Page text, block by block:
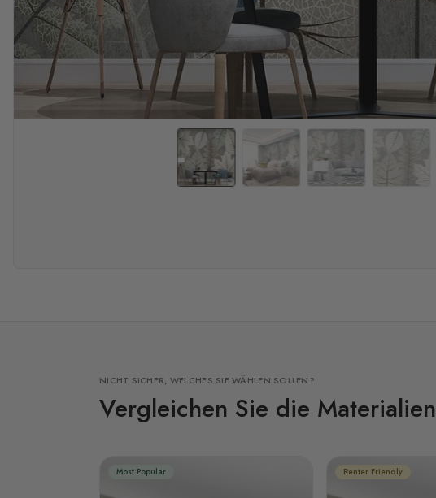
NICHT SICHER, WELCHES SIE WÄHLEN SOLLEN?
Vergleichen Sie die Materialien
Most Popular Renter Friendly